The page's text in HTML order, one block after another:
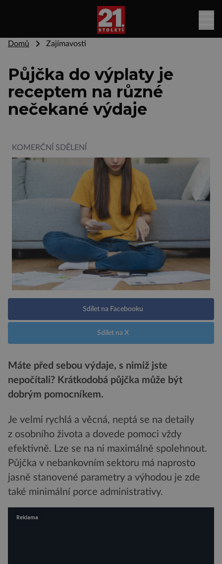
Domů Zajímavosti
Půjčka do výplaty je
receptem na různé
nečekané výdaje
KOMERČNÍ SDĚLENÍ
Sdílet na Facebooku
Sdílet na X
Máte před sebou výdaje, s nimiž jste
nepočítali? Krátkodobá půjčka může být
dobrým pomocníkem.
Je velmi rychlá a věcná, neptá se na detaily
z osobního života a dovede pomoci vždy
efektivně. Lze se na ni maximálně spolehnout.
Půjčka v nebankovním sektoru má naprosto
jasně stanovené parametry a výhodou je zde
také minimální porce administrativy.
Reklama